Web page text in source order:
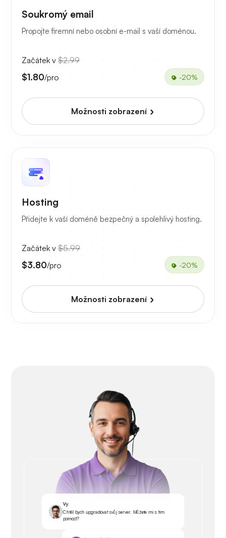
Soukromý email
Propojte firemní nebo osobní e-mail s vaší doménou.
Začátek v $2.99
$1.80/pro -20%
Možnosti zobrazení
Hosting
Přidejte k vaší doméně bezpečný a spolehlivý hosting.
Začátek v $5.99
$3.80/pro -20%
Možnosti zobrazení
Vy
Chtěl bych upgradovat svůj server. Můžete mi s tím
pomoct?